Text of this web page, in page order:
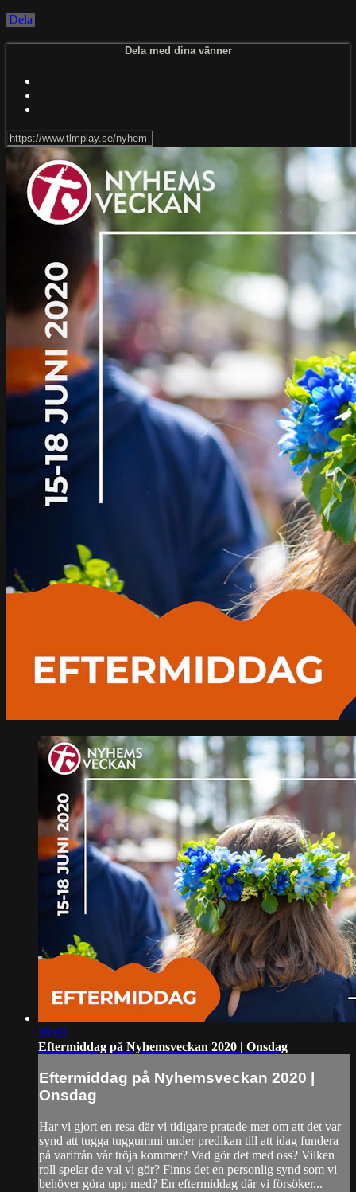
39:03
Eftermiddag på Nyhemsveckan 2020 | Onsdag
Eftermiddag på Nyhemsveckan 2020 |
Onsdag
Har vi gjort en resa där vi tidigare pratade mer om att det var
synd att tugga tuggummi under predikan till att idag fundera
på varifrån vår tröja kommer? Vad gör det med oss? Vilken
roll spelar de val vi gör? Finns det en personlig synd som vi
behöver göra upp med? En eftermiddag där vi försöker...